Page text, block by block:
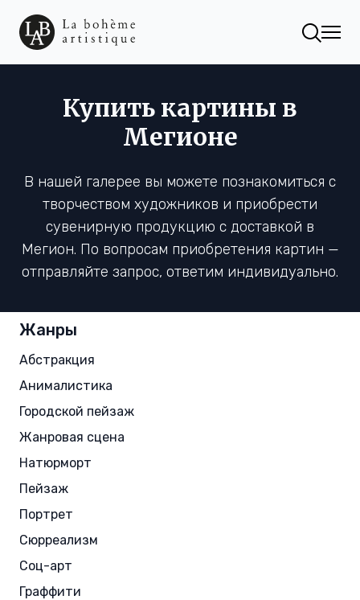
Купить картины в
Мегионе
В нашей галерее вы можете познакомиться с
творчеством художников и приобрести
сувенирную продукцию с доставкой в
Мегион. По вопросам приобретения картин —
отправляйте запрос, ответим индивидуально.
Жанры
Абстракция
Анималистика
Городской пейзаж
Жанровая сцена
Натюрморт
Пейзаж
Портрет
Сюрреализм
Соц-арт
Граффити